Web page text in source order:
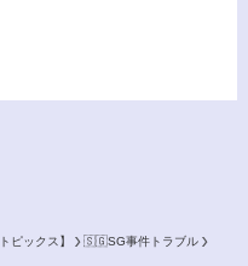
ピックス】 🇸🇬SG事件トラブル